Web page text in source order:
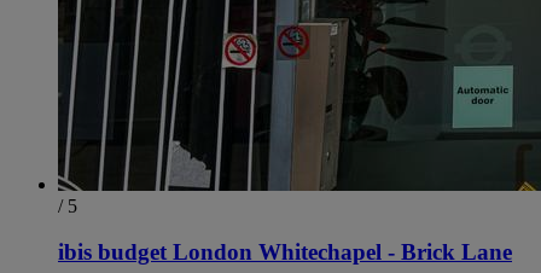
/ 5
ibis budget London Whitechapel - Brick Lane